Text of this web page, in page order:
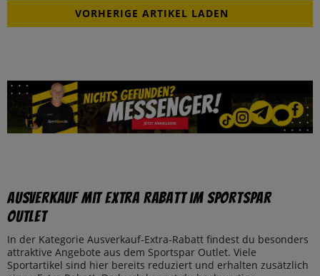
VORHERIGE ARTIKEL LADEN
Ausverkauf mit Extra Rabatt im Sportspar
Outlet
In der Kategorie Ausverkauf-Extra-Rabatt findest du besonders
attraktive Angebote aus dem Sportspar Outlet. Viele
Sportartikel sind hier bereits reduziert und erhalten zusätzlich